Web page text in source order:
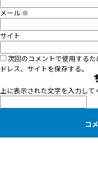
メール ※
サイト
次回のコメントで使用する
ドレス、サイトを保存する。
上に表示された文字を入力して